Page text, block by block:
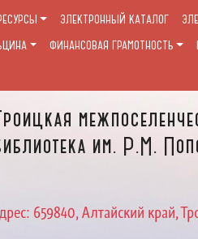
им. Р.М.
659840, Алтайский край,
ЭЛЕКТРОННЫЙ КАТАЛОГ
ФИНАНСОВАЯ ГРАМОТНОСТЬ